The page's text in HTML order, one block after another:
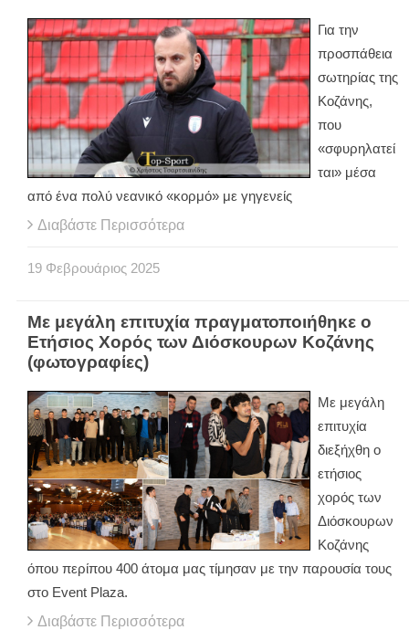
Για την
προσπάθεια
σωτηρίας της
Κοζάνης,
που
«σφυρηλατεί
ται» μέσα
από ένα πολύ νεανικό «κορμό» με γηγενείς
Διαβάστε Περισσότερα
19 Φεβρουάριος 2025
Με μεγάλη επιτυχία πραγματοποιήθηκε ο
Ετήσιος Χορός των Διόσκουρων Κοζάνης
(φωτογραφίες)
Με μεγάλη
επιτυχία
διεξήχθη ο
ετήσιος
χορός των
Διόσκουρων
Κοζάνης
όπου περίπου 400 άτομα μας τίμησαν με την παρουσία τους
στο Event Plaza.
Διαβάστε Περισσότερα